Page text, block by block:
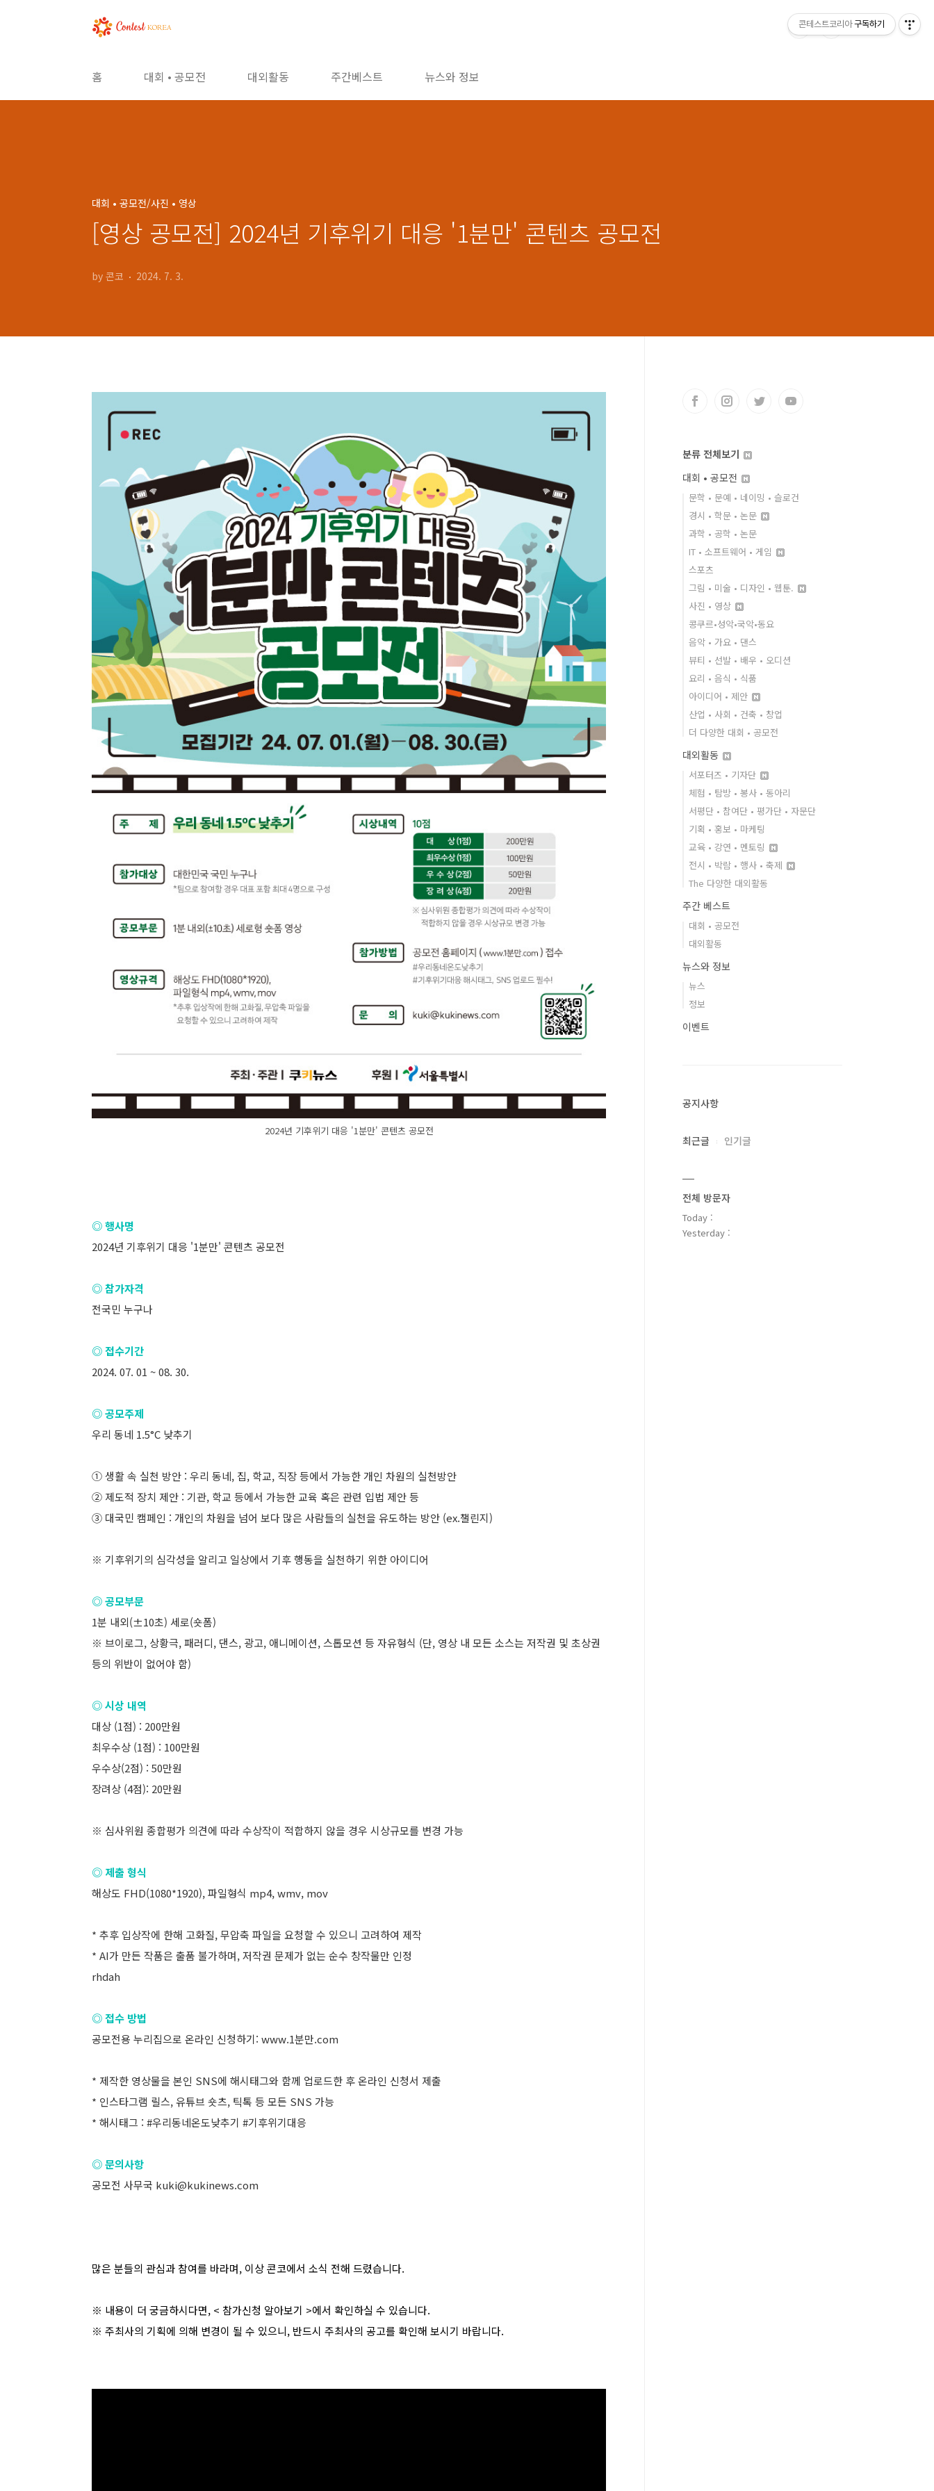
홈 대회 • 공모전 대외활동 주간베스트 뉴스와 정보
대회 • 공모전/사진 • 영상
[영상 공모전] 2024년 기후위기 대응 '1분만' 콘텐츠 공모전
by 콘코 2024. 7. 3.
2024년 기후위기 대응 '1분만' 콘텐츠 공모전
◎ 행사명
2024년 기후위기 대응 '1분만' 콘텐츠 공모전
◎ 참가자격
전국민 누구나
◎ 접수기간
2024. 07. 01 ~ 08. 30.
◎ 공모주제
우리 동네 1.5°C 낮추기
① 생활 속 실천 방안 : 우리 동네, 집, 학교, 직장 등에서 가능한 개인 차원의 실천방안
② 제도적 장치 제안 : 기관, 학교 등에서 가능한 교육 혹은 관련 입법 제안 등
③ 대국민 캠페인 : 개인의 차원을 넘어 보다 많은 사람들의 실천을 유도하는 방안 (ex.챌린지)
※ 기후위기의 심각성을 알리고 일상에서 기후 행동을 실천하기 위한 아이디어
◎ 공모부문
1분 내외(±10초) 세로(숏폼)
※ 브이로그, 상황극, 패러디, 댄스, 광고, 애니메이션, 스톱모션 등 자유형식 (단, 영상 내 모든 소스는 저작권 및 초상권
등의 위반이 없어야 함)
◎ 시상 내역
대상 (1점) : 200만원
최우수상 (1점) : 100만원
우수상(2점) : 50만원
장려상 (4점): 20만원
※ 심사위원 종합평가 의견에 따라 수상작이 적합하지 않을 경우 시상규모를 변경 가능
◎ 제출 형식
해상도 FHD(1080*1920), 파일형식 mp4, wmv, mov
* 추후 입상작에 한해 고화질, 무압축 파일을 요청할 수 있으니 고려하여 제작
* AI가 만든 작품은 출품 불가하며, 저작권 문제가 없는 순수 창작물만 인정
rhdah
◎ 접수 방법
공모전용 누리집으로 온라인 신청하기: www.1분만.com
* 제작한 영상물을 본인 SNS에 해시태그와 함께 업로드한 후 온라인 신청서 제출
* 인스타그램 릴스, 유튜브 숏츠, 틱톡 등 모든 SNS 가능
* 해시태그 : #우리동네온도낮추기 #기후위기대응
◎ 문의사항
공모전 사무국 kuki@kukinews.com
많은 분들의 관심과 참여를 바라며, 이상 콘코에서 소식 전해 드렸습니다.
※ 내용이 더 궁금하시다면, < 참가신청 알아보기 >에서 확인하실 수 있습니다.
※ 주최사의 기획에 의해 변경이 될 수 있으니, 반드시 주최사의 공고를 확인해 보시기 바랍니다.
분류 전체보기
대회 • 공모전
문학 • 문예 • 네이밍 • 슬로건
경시 • 학문 • 논문
과학 • 공학 • 논문
IT • 소프트웨어 • 게임
스포츠
그림 • 미술 • 디자인 • 웹툰.
사진 • 영상
콩쿠르•성악•국악•동요
음악 • 가요 • 댄스
뷰티 • 선발 • 배우 • 오디션
요리 • 음식 • 식품
아이디어 • 제안
산업 • 사회 • 건축 • 창업
더 다양한 대회 • 공모전
대외활동
서포터즈 • 기자단
체험 • 탐방 • 봉사 • 동아리
서평단 • 참여단 • 평가단 • 자문단
기획 • 홍보 • 마케팅
교육 • 강연 • 멘토링
전시 • 박람 • 행사 • 축제
The 다양한 대외활동
주간 베스트
대회 • 공모전
대외활동
뉴스와 정보
뉴스
정보
이벤트
공지사항
최근글 인기글
전체 방문자
Today :
Yesterday :
콘테스트코리아 구독하기